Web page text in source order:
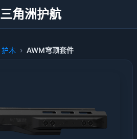
三角洲护航
护木 AWM穹顶套件